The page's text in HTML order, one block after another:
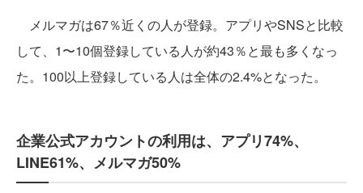
メルマガは67％近くの人が登録。アプリやSNSと比較
して、1〜10個登録している人が約43％と最も多くなっ
た。100以上登録している人は全体の2.4%となった。
企業公式アカウントの利用は、アプリ74%、
LINE61%、メルマガ50%